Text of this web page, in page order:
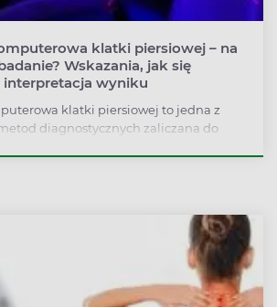
klatki piersiowej – na
Wskazania, jak się
wyniku
klatki piersiowej to jedna z
diagnostycznych zaliczana do